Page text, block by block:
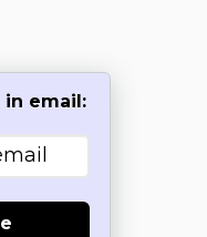
in email: